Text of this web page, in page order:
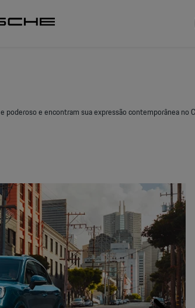
e encontram sua expressão contemporânea no